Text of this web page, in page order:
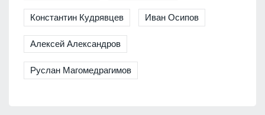
Константин Кудрявцев Иван Осипов
Алексей Александров
Руслан Магомедрагимов